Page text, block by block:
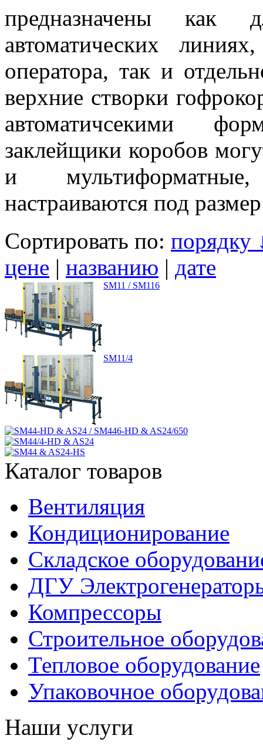
предназначены
автоматических
оператора, так и
верхние створки
автоматичсекими
заклейщики коробов
и
настраиваются под
Сортировать по: порядку
цене | названию | дате
SM11 / SM116
SM11/4
SM44-HD & AS24 / SM446-HD & AS24/650
SM44/4-HD & AS24
SM44 & AS24-HS
Каталог товаров
Вентиляция
Кондиционирование
Складское
ДГУ
Компрессоры
Строительное
Тепловое оборудование
Упаковочное
Наши услуги